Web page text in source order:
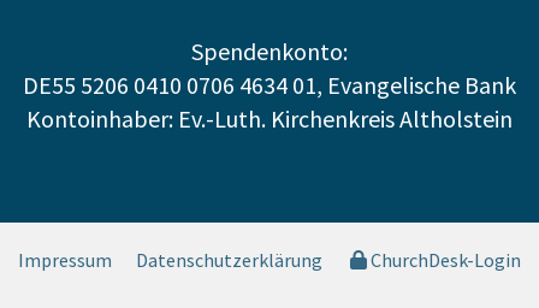
Spendenkonto:
DE55 5206 0410 0706 4634 01, Evangelische Bank
Kontoinhaber: Ev.-Luth. Kirchenkreis Altholstein
Impressum Datenschutzerklärung ChurchDesk-Login